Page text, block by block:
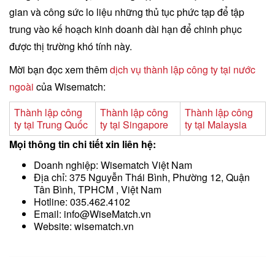
gian và công sức lo liệu những thủ tục phức tạp để tập
trung vào kế hoạch kinh doanh dài hạn để chinh phục
được thị trường khó tính này.
Mời bạn đọc xem thêmdịch vụ thành lập công ty tại nước
ngoài của Wisematch:
Thành lập công
ty tại Trung Quốc
Thành lập công
ty tại Singapore
Thành lập công
ty tại Malaysia
Mọi thông tin chi tiết xin liên hệ:
Doanh nghiệp: Wisematch Việt Nam
Địa chỉ: 375 Nguyễn Thái Bình, Phường 12, Quận
Tân Bình, TPHCM , Việt Nam
Hotline: 035.462.4102
Email: info@WiseMatch.vn
Website: wisematch.vn